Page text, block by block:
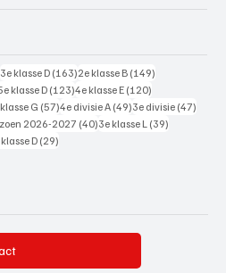
165 posts
3e klasse D (163)163 posts
2e klasse B (149)
posts
klasse D(123)123 posts
4e klasse E (120)
G (57)57 posts
4e divisie A (49)49 posts
3e divisie (47)
2026-2027 (40)40 posts
3e klasse L (39)
D (29)